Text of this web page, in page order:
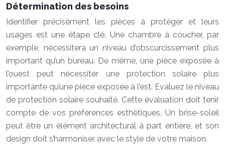
Détermination des besoins
Identifier précisément les pièces à protéger et leurs
usages est une étape clé. Une chambre à coucher, par
exemple, nécessitera un niveau d’obscurcissement plus
important qu’un bureau. De même, une pièce exposée à
l’ouest peut nécessiter une protection solaire plus
importante qu’une pièce exposée à l’est. Evaluez le niveau
de protection solaire souhaité. Cette évaluation doit tenir
compte de vos préférences esthétiques. Un brise-soleil
peut être un élément architectural à part entière, et son
design doit s’harmoniser avec le style de votre maison.